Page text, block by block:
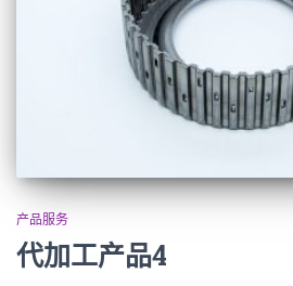
产品服务
代加工产品4